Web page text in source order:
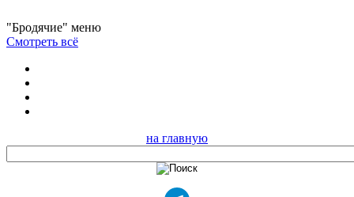
"Бродячие" меню
Смотреть всё
на главную